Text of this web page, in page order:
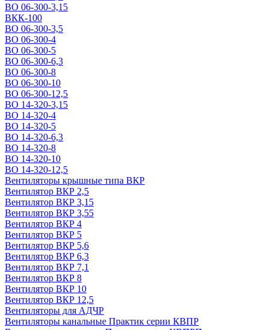
ВО 06-300-3,15
ВКК-100
ВО 06-300-3,5
ВО 06-300-4
ВО 06-300-5
ВО 06-300-6,3
ВО 06-300-8
ВО 06-300-10
ВО 06-300-12,5
ВО 14-320-3,15
ВО 14-320-4
ВО 14-320-5
ВО 14-320-6,3
ВО 14-320-8
ВО 14-320-10
ВО 14-320-12,5
Вентиляторы крышные типа ВКР
Вентилятор ВКР 2,5
Вентилятор ВКР 3,15
Вентилятор ВКР 3,55
Вентилятор ВКР 4
Вентилятор ВКР 5
Вентилятор ВКР 5,6
Вентилятор ВКР 6,3
Вентилятор ВКР 7,1
Вентилятор ВКР 8
Вентилятор ВКР 10
Вентилятор ВКР 12,5
Вентиляторы для АДЧР
Вентиляторы канальные Практик серии КВПР